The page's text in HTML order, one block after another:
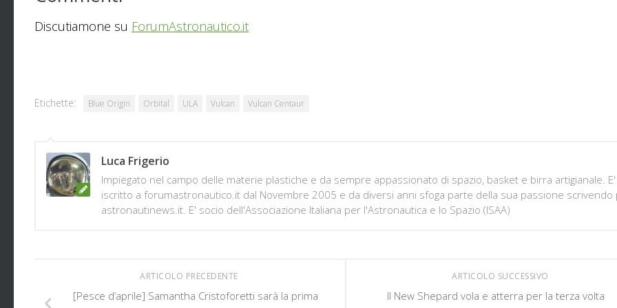
Discutiamone su ForumAstronautico.it
Etichette: Blue Origin Orbital ULA Vulcan Vulcan Centaur
Luca Frigerio
Impiegato nel campo delle materie plastiche e da sempre appassionato di spazio, basket e birra artigianale. E'
iscritto a forumastronautico.it dal Novembre 2005 e da diversi anni sfoga parte della sua passione scrivendo
astronautinews.it. E' socio dell'Associazione Italiana per l'Astronautica e lo Spazio (ISAA)
ARTICOLO SUCCESSIVO
Il New Shepard vola e atterra per la terza volta
ARTICOLO PRECEDENTE
[Pesce d’aprile] Samantha Cristoforetti sarà la prima